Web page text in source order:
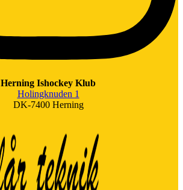
Herning Ishockey Klub
Holingknuden 1
DK-7400 Herning